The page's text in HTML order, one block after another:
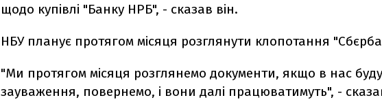
щодо купівлі "Банку НРБ", - сказав він.
НБУ планує протягом місяця розглянути клопотання
"Ми протягом місяця розглянемо документи, якщо в нас
зауваження, повернемо, і вони далі працюватимуть", -